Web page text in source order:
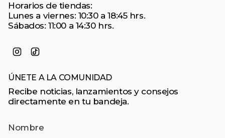
Horarios de tiendas:
Lunes a viernes: 10:30 a 18:45 hrs.
Sábados: 11:00 a 14:30 hrs.
Instagram
ÚNETE A LA COMUNIDAD
Recibe noticias, lanzamientos y consejos
directamente en tu bandeja.